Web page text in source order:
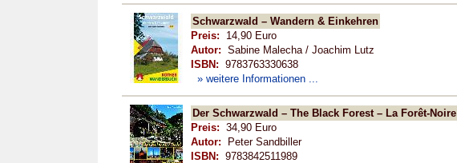
Schwarzwald – Wandern & Einkehren
Preis: 14,90 Euro
Autor: Sabine Malecha / Joachim Lutz
ISBN: 9783763330638
» weitere Informationen ...
Der Schwarzwald – The Black Forest – La Forêt-Noire
Preis: 34,90 Euro
Autor: Peter Sandbiller
ISBN: 9783842511989